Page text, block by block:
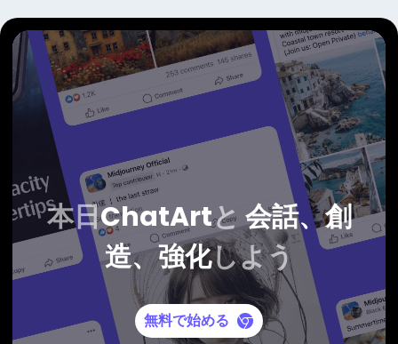
本日ChatArtと 会話、創
造、強化しよう
無料で始める